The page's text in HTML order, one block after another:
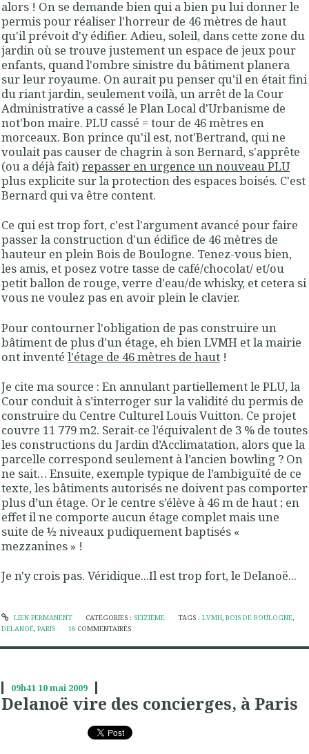
alors ! On se demande bien qui a bien pu lui donner le
permis pour réaliser l'horreur de 46 mètres de haut
qu'il prévoit d'y édifier. Adieu, soleil, dans cette zone du
jardin où se trouve justement un espace de jeux pour
enfants, quand l'ombre sinistre du bâtiment planera
sur leur royaume. On aurait pu penser qu'il en était fini
du riant jardin, seulement voilà, un arrêt de la Cour
Administrative a cassé le Plan Local d'Urbanisme de
not'bon maire. PLU cassé = tour de 46 mètres en
morceaux. Bon prince qu'il est, not'Bertrand, qui ne
voulait pas causer de chagrin à son Bernard, s'apprête
(ou a déjà fait) repasser en urgence un nouveau PLU
plus explicite sur la protection des espaces boisés. C'est
Bernard qui va être content.
Ce qui est trop fort, c'est l'argument avancé pour faire
passer la construction d'un édifice de 46 mètres de
hauteur en plein Bois de Boulogne. Tenez-vous bien,
les amis, et posez votre tasse de café/chocolat/ et/ou
petit ballon de rouge, verre d'eau/de whisky, et cetera si
vous ne voulez pas en avoir plein le clavier.
Pour contourner l'obligation de pas construire un
bâtiment de plus d'un étage, eh bien LVMH et la mairie
ont inventé l'étage de 46 mètres de haut !
Je cite ma source : En annulant partiellement le PLU, la
Cour conduit à s’interroger sur la validité du permis de
construire du Centre Culturel Louis Vuitton. Ce projet
couvre 11 779 m2. Serait-ce l’équivalent de 3 % de toutes
les constructions du Jardin d’Acclimatation, alors que la
parcelle correspond seulement à l’ancien bowling ? On
ne sait… Ensuite, exemple typique de l’ambiguïté de ce
texte,les bâtiments autorisés ne doivent pas comporter
plus d’un étage. Or le centre s’élève à 46 m de haut ; en
effetil ne comporte aucun étage complet mais une
suite de ½ niveaux pudiquement baptisés «
mezzanines » !
Je n'y crois pas. Véridique...Il est trop fort, le Delanoë...
LIEN PERMANENT CATÉGORIES : SEIZIÈME TAGS :LVMH,BOIS DE BOULOGNE,
DELANOË, PARIS 18 COMMENTAIRES
09h4110mai 2009
Delanoë vire des concierges, à Paris